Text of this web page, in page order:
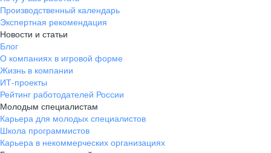
Производственный календарь
Экспертная рекомендация
Новости и статьи
Блог
О компаниях в игровой форме
Жизнь в компании
ИТ-проекты
Рейтинг работодателей России
Молодым специалистам
Карьера для молодых специалистов
Школа программистов
Карьера в некоммерческих организациях